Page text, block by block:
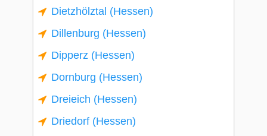
Dietzhölztal (Hessen)
Dillenburg (Hessen)
Dipperz (Hessen)
Dornburg (Hessen)
Dreieich (Hessen)
Driedorf (Hessen)